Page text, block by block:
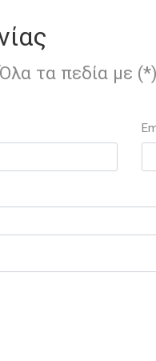
τα πεδία με (*)